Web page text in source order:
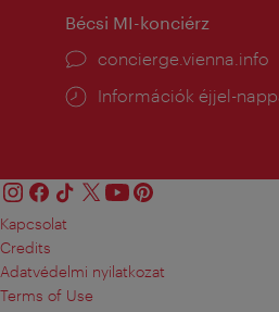
Bécsi MI-konciérz
concierge.vienna.info
Információk éjjel-
Kapcsolat
Credits
Adatvédelmi nyilatkozat
Terms of Use